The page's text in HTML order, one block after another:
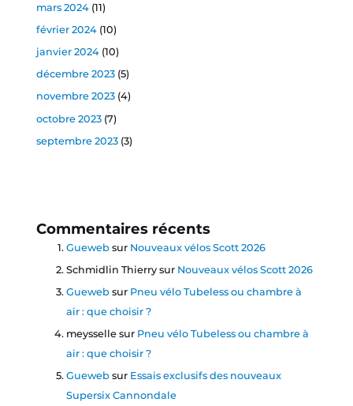
mars 2024(11)
février 2024(10)
janvier 2024(10)
décembre 2023(5)
novembre 2023(4)
octobre 2023(7)
septembre 2023(3)
Commentaires récents
Guewebsur Nouveaux vélos Scott 2026
Schmidlin Thierrysur Nouveaux vélos Scott 2026
Guewebsur Pneu vélo Tubeless ou chambre à
air : que choisir ?
meyssellesur Pneu vélo Tubeless ou chambre à
air : que choisir ?
Guewebsur Essais exclusifs des nouveaux
Supersix Cannondale